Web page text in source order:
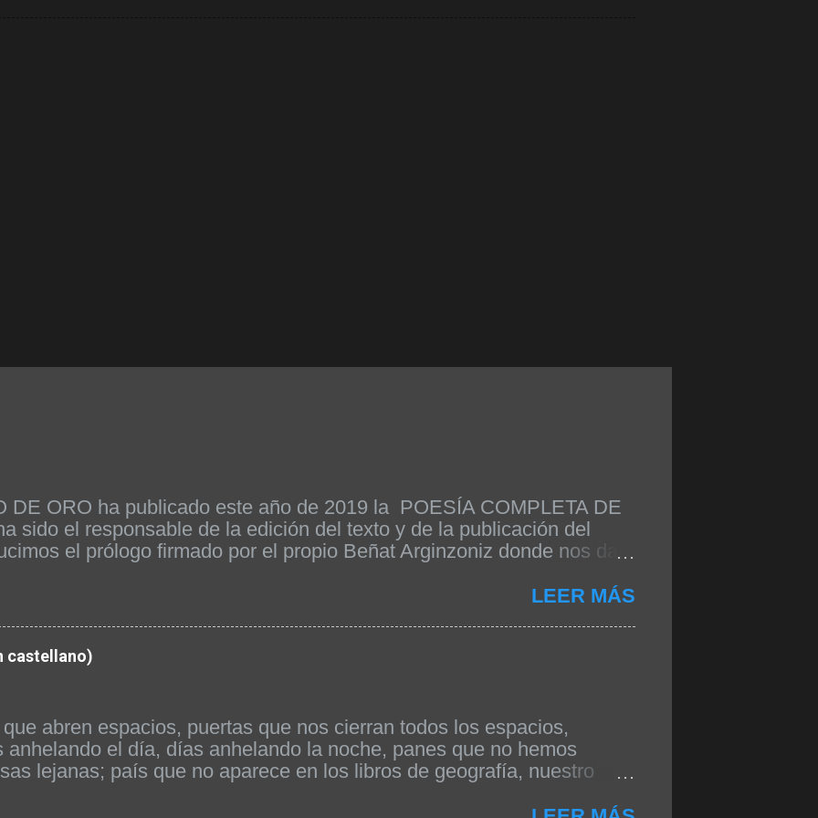
DE ORO ha publicado este año de 2019 la POESÍA COMPLETA DE
sido el responsable de la edición del texto y de la publicación del
el prólogo firmado por el propio Beñat Arginzoniz donde nos da
difundido en occidente, no existía hasta ahora una obra completa suya
BASHO Nº 8 de la colección Gallo Rojo, libros de poesía de la
Matsuo Basho es un maestro del haiku, y es también el máximo
LEER MÁS
castellano)
abren espacios, puertas que nos cierran todos los espacios,
el día, días anhelando la noche, panes que no hemos
lejanas; país que no aparece en los libros de geografía, nuestro